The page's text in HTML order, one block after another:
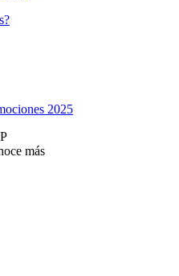
2025
más